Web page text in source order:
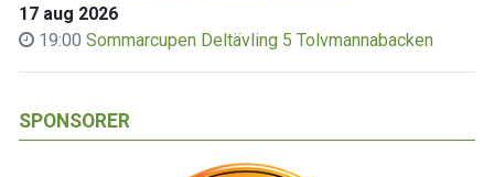
17 aug 2026
19:00 Sommarcupen Deltävling 5 Tolvmannabacken
SPONSORER